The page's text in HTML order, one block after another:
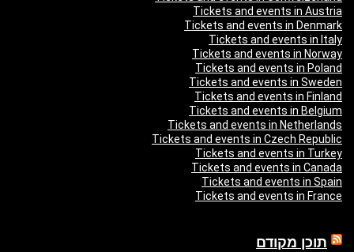
Tickets and events in Austria
Tickets and events in Denmark
Tickets and events in Italy
Tickets and events in Norway
Tickets and events in Poland
Tickets and events in Sweden
Tickets and events in Finland
Tickets and events in Belgium
Tickets and events in Netherlands
Tickets and events in Czech Republic
Tickets and events in Turkey
Tickets and events in Canada
Tickets and events in Spain
Tickets and events in France
תוכן מקודם